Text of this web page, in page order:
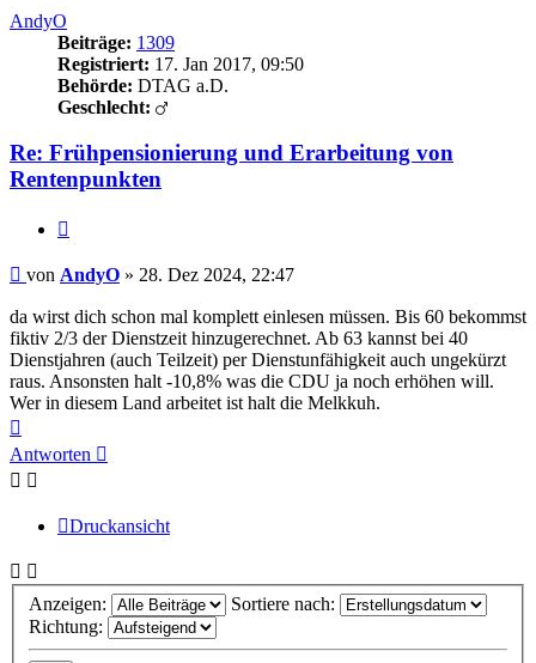
AndyO
Beiträge: 1309
Registriert: 17. Jan 2017, 09:50
Behörde: DTAG a.D.
Geschlecht:
Re: Frühpensionierung und Erarbeitung von
Rentenpunkten
Beitrag
von AndyO » 28. Dez 2024, 22:47
da wirst dich schon mal komplett einlesen müssen. Bis 60 bekommst
fiktiv 2/3 der Dienstzeit hinzugerechnet. Ab 63 kannst bei 40
Dienstjahren (auch Teilzeit) per Dienstunfähigkeit auch ungekürzt
raus. Ansonsten halt -10,8% was die CDU ja noch erhöhen will.
Wer in diesem Land arbeitet ist halt die Melkkuh.
oben
Antworten
Druckansicht
Anzeigen:
Sortiere nach:
Richtung: